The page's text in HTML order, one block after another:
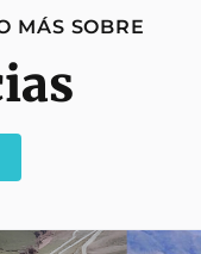
MÁS SOBRE